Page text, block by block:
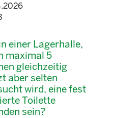
einer Lagerhalle,
maximal 5
gleichzeitig
aber selten
wird, eine fest
Toilette
sein?